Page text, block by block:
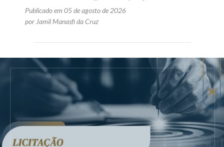
Publicado em 05 de agosto de 2026
por Jamil Manasfi da Cruz